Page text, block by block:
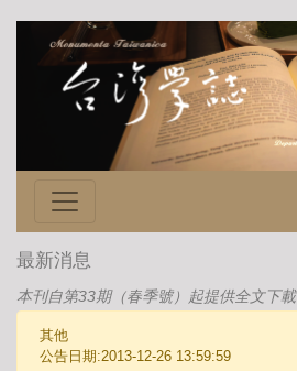
最新消息
本刊自第33期（春季號）起提供全文下載
其他
公告日期:2013-12-26 13:59:59